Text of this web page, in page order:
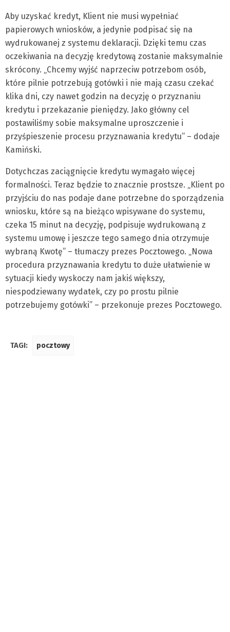
Aby uzyskać kredyt, Klient nie musi wypełniać
papierowych wniosków, a jedynie podpisać się na
wydrukowanej z systemu deklaracji. Dzięki temu czas
oczekiwania na decyzję kredytową zostanie maksymalnie
skrócony. „Chcemy wyjść naprzeciw potrzebom osób,
które pilnie potrzebują gotówki i nie mają czasu czekać
klika dni, czy nawet godzin na decyzję o przyznaniu
kredytu i przekazanie pieniędzy. Jako główny cel
postawiliśmy sobie maksymalne uproszczenie i
przyśpieszenie procesu przyznawania kredytu” – dodaje
Kamiński.
Dotychczas zaciągnięcie kredytu wymagało więcej
formalności. Teraz będzie to znacznie prostsze. „Klient po
przyjściu do nas podaje dane potrzebne do sporządzenia
wniosku, które są na bieżąco wpisywane do systemu,
czeka 15 minut na decyzję, podpisuje wydrukowaną z
systemu umowę i jeszcze tego samego dnia otrzymuje
wybraną Kwotę” – tłumaczy prezes Pocztowego. „Nowa
procedura przyznawania kredytu to duże ułatwienie w
sytuacji kiedy wyskoczy nam jakiś większy,
niespodziewany wydatek, czy po prostu pilnie
potrzebujemy gotówki” – przekonuje prezes Pocztowego.
TAGI: pocztowy